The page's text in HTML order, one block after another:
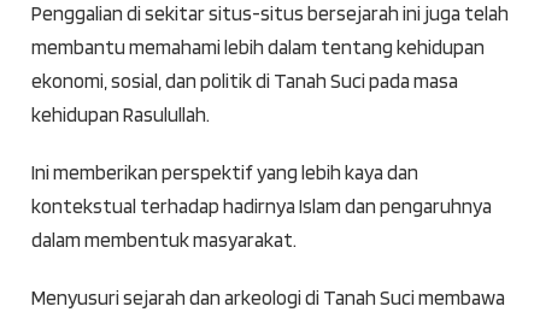
Penggalian di sekitar situs-situs bersejarah ini juga telah
membantu memahami lebih dalam tentang kehidupan
ekonomi, sosial, dan politik di Tanah Suci pada masa
kehidupan Rasulullah.
Ini memberikan perspektif yang lebih kaya dan
kontekstual terhadap hadirnya Islam dan pengaruhnya
dalam membentuk masyarakat.
Menyusuri sejarah dan arkeologi di Tanah Suci membawa